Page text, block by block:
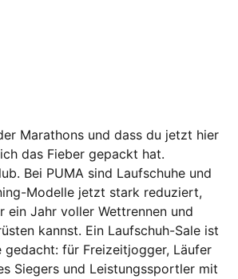
Marathons und dass du jetzt hier
das Fieber gepackt hat.
Bei PUMA sind Laufschuhe und
Modelle jetzt stark reduziert,
ein Jahr voller Wettrennen und
kannst. Ein Laufschuh-Sale ist
gedacht: für Freizeitjogger, Läufer
Siegers und Leistungssportler mit